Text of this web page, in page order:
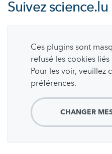
Suivezscience.lu
Ces plugins sont
refusé les cookies
Pour les voir, veuillez
préférences.
CHANGER